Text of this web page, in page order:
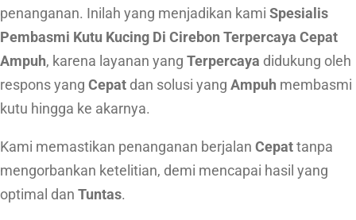
e
r
c
a
y
penanganan. Inilah yang menjadikan kami Spesialis
Pembasmi Kutu Kucing Di Cirebon Terpercaya Cepat
Ampuh, karena layanan yang Terpercaya didukung oleh
respons yang Cepat dan solusi yang Ampuh membasmi
kutu hingga ke akarnya.
Kami memastikan penanganan berjalan Cepat tanpa
mengorbankan ketelitian, demi mencapai hasil yang
optimal dan Tuntas.